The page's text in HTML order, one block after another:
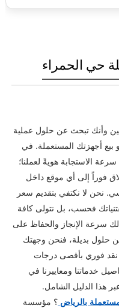
حي الحمراء
وأنك تبحث عن حلول عملية
بيع أجهزتك المستعملة. في
الاستجابة هويةً لعملنا؛
فوراً إلى أي موقع داخل
نحن لا نكتفي بتقديم سعر
فحسب، بل نتولى كافة
سرعة الإنجاز والحفاظ على
حلول بديلة، فنحن وجهتك
نقد فوري بأقصى درجات
خدماتنا ومعاييرنا في
هذا الدليل الشامل.
بالرياض ؟ مؤسسة